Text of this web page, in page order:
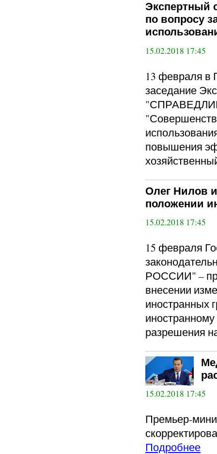
Экспертный
по вопросу
15.02.2018 17:45
13 февраля в
заседание
повышения
Олег Нилов
положении
15.02.2018 17:45
15 февраля
РОССИИ" –
внесении
иностранных
разрешения
15.02.2018 17:45
Премьер-
Подробнее